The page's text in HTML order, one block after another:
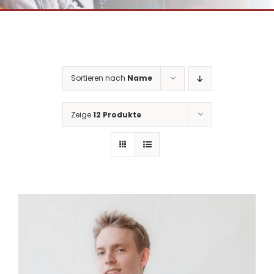
Sortieren nach Name
Zeige12 Produkte